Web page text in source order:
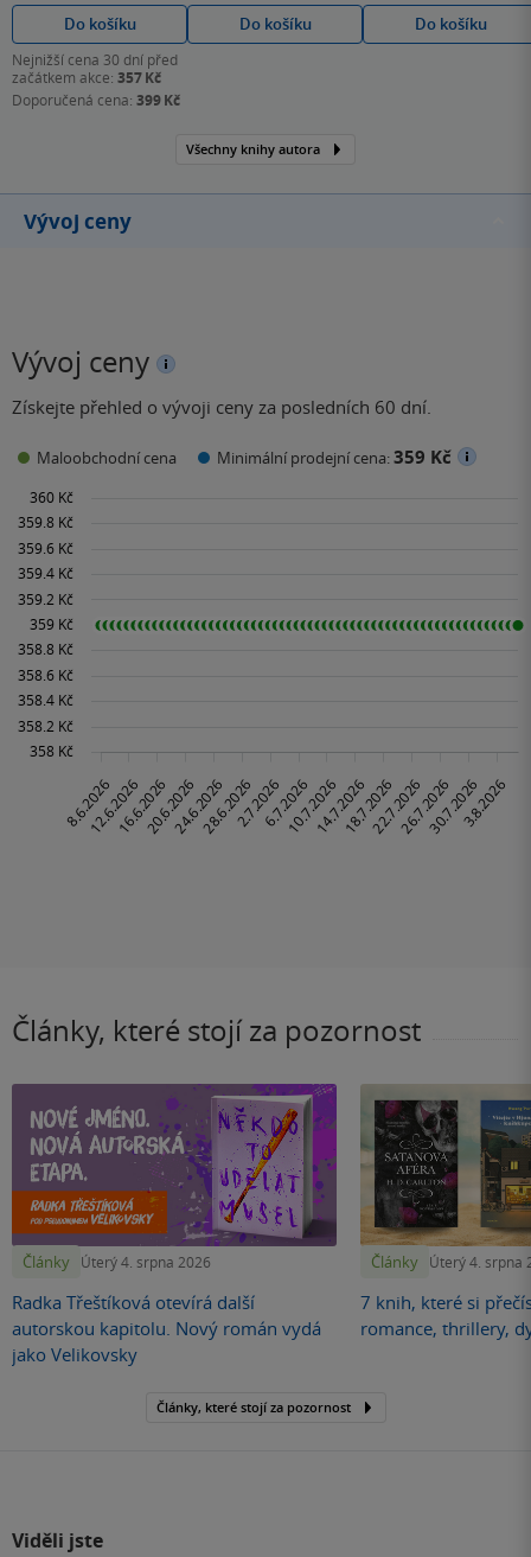
Do košíku
Nejnižší cena 30 dní před
začátkem akce: 357 Kč
Doporučená cena: 399 Kč
Do košíku
Do košíku
Všechny knihy autora
Vývoj ceny
Vývoj ceny
Získejte přehled o vývoji ceny za posledních 60 dní.
Maloobchodní cena Minimální prodejní cena:359 Kč
Články, které stojí za pozornost
Články Úterý 4. srpna 2026
Radka Třeštíková otevírá další
autorskou kapitolu. Nový román vydá
jako Velikovsky
Články Úterý 4. srpna
7 knih, které si
romance, thrillery,
Články, které stojí za pozornost
Viděli jste